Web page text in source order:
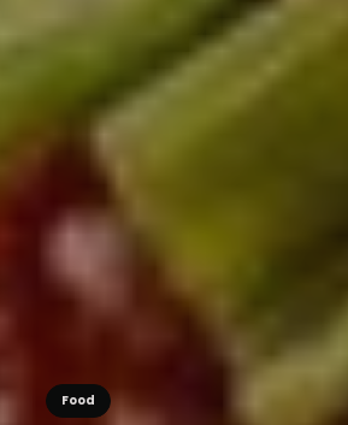
Food